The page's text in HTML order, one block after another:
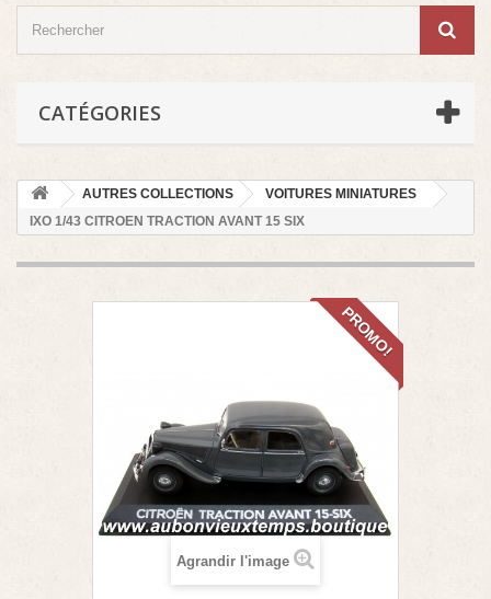
CATÉGORIES
AUTRES COLLECTIONS
VOITURES MINIATURES
IXO 1/43 CITROEN TRACTION AVANT 15 SIX
PROMO!
Agrandir l'image